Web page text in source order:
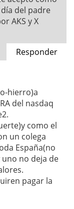
del padre
AKS y X
Responder
hierro)a
del nasdaq
como el
un colega
España(no
no deja de
pagar la